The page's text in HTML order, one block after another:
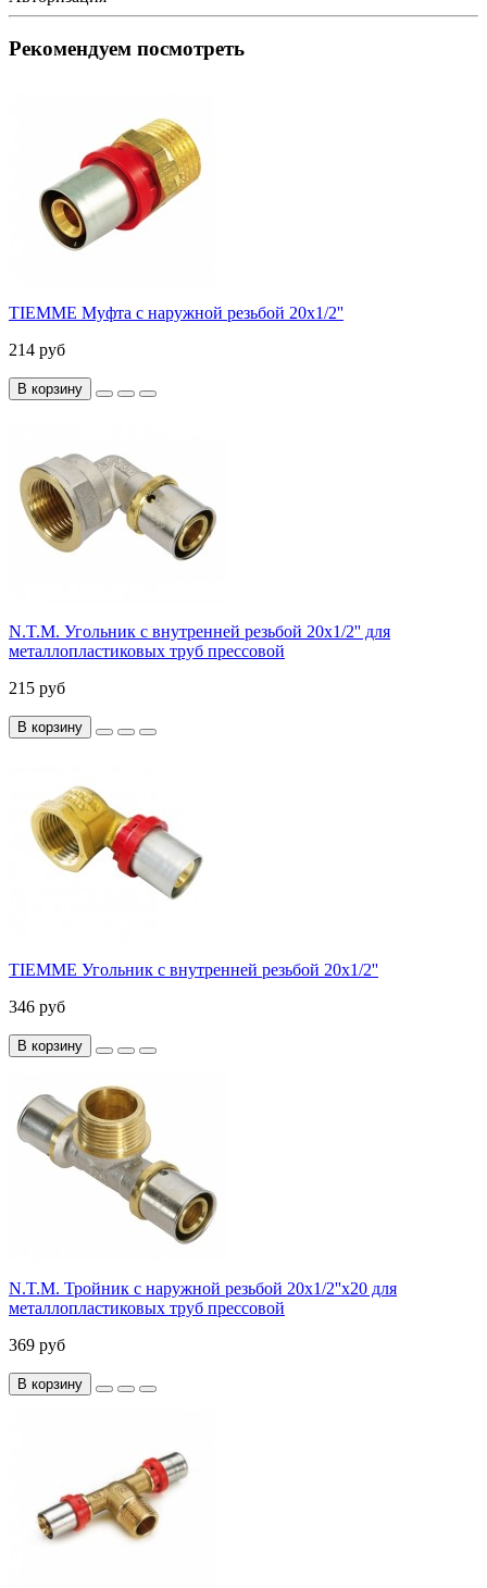
Рекомендуем посмотреть
TIEMME Муфта с наружной резьбой 20x1/2''
214 руб
В корзину
N.T.M. Угольник с внутренней резьбой 20x1/2'' для
металлопластиковых труб прессовой
215 руб
В корзину
TIEMME Угольник с внутренней резьбой 20x1/2''
346 руб
В корзину
N.T.M. Тройник с наружной резьбой 20x1/2''x20 для
металлопластиковых труб прессовой
369 руб
В корзину